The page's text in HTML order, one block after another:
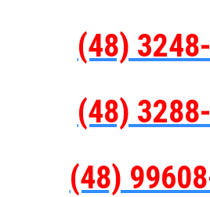
(48)
(48)
(48)